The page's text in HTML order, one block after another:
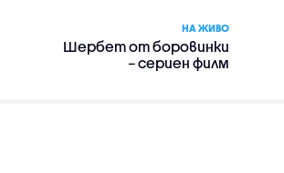
НА ЖИВО
Шербет от боровинки
– сериен филм